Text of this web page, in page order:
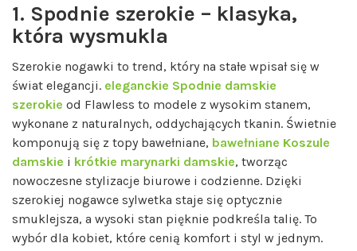
1. Spodnie szerokie – klasyka,
która wysmukla
Szerokie nogawki to trend, który na stałe wpisał się w
świat elegancji. eleganckie Spodnie damskie
szerokie od Flawless to modele z wysokim stanem,
wykonane z naturalnych, oddychających tkanin. Świetnie
komponują się z topy bawełniane, bawełniane Koszule
damskie i krótkie marynarki damskie, tworząc
nowoczesne stylizacje biurowe i codzienne. Dzięki
szerokiej nogawce sylwetka staje się optycznie
smuklejsza, a wysoki stan pięknie podkreśla talię. To
wybór dla kobiet, które cenią komfort i styl w jednym.